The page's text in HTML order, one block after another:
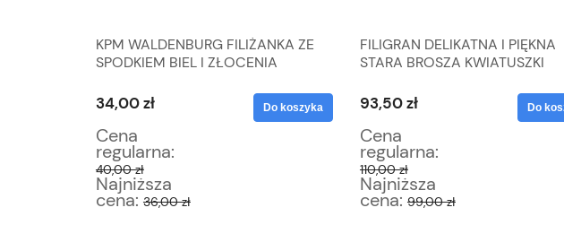
KPM WALDENBURG FILIŻANKA ZE
SPODKIEM BIEL I ZŁOCENIA
34,00 zł
Cena
regularna:
40,00 zł
Najniższa
cena: 36,00 zł
Do koszyka
FILIGRAN DELIKATNA I PIĘKNA
STARA BROSZA KWIATUSZKI
93,50 zł
Cena
regularna:
110,00 zł
Najniższa
cena: 99,00 zł
Do